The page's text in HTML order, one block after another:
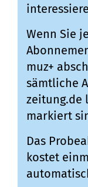
Wenn Sie
muz+
sämtliche
zeitung.de
markiert
Das
kostet